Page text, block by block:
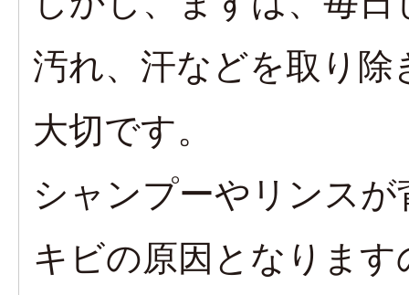
汚れ、汗などを取り
大切です。
シャンプーやリンス
キビの原因となりま